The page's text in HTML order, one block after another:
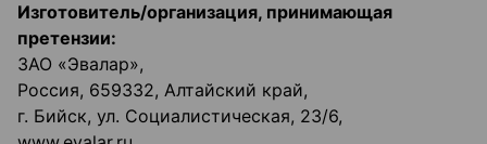
Изготовитель/организация, принимающая
претензии:
ЗАО «Эвалар»,
Россия, 659332, Алтайский край,
г. Бийск, ул. Социалистическая, 23/6,